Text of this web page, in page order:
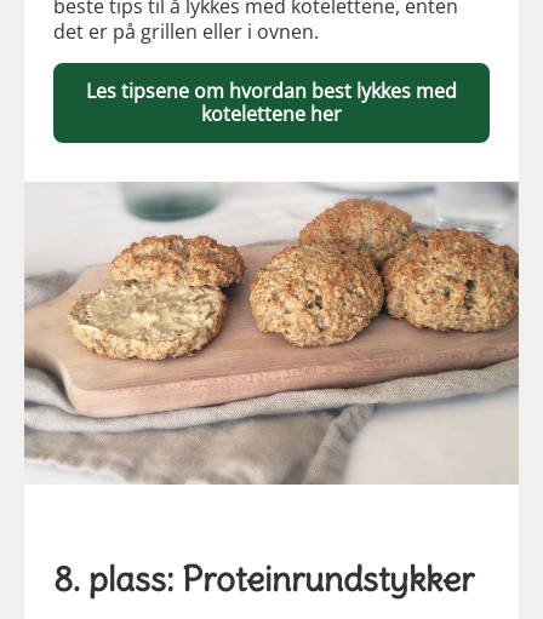
beste tips til å lykkes med kotelettene, enten
det er på grillen eller i ovnen.
Les tipsene om hvordan best lykkes med
kotelettene her
8. plass: Proteinrundstykker